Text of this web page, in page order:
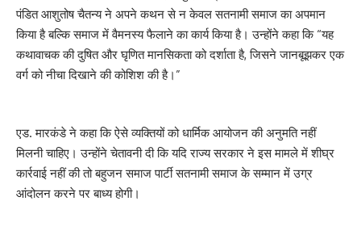
पंडित आशुतोष चैतन्य ने अपने कथन से न केवल सतनामी समाज का अपमान
किया है बल्कि समाज में वैमनस्य फैलाने का कार्य किया है। उन्होंने कहा कि “यह
कथावाचक की दुषित और घृणित मानसिकता को दर्शाता है, जिसने जानबूझकर एक
वर्ग को नीचा दिखाने की कोशिश की है।”
एड. मारकंडे ने कहा कि ऐसे व्यक्तियों को धार्मिक आयोजन की अनुमति नहीं
मिलनी चाहिए। उन्होंने चेतावनी दी कि यदि राज्य सरकार ने इस मामले में शीघ्र
कार्रवाई नहीं की तो बहुजन समाज पार्टी सतनामी समाज के सम्मान में उग्र
आंदोलन करने पर बाध्य होगी।